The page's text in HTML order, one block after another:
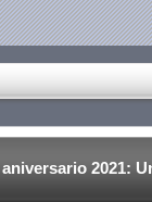
2021: